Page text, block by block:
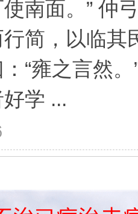
南面。” 仲
行简，以临
“雍之言然
学 ...